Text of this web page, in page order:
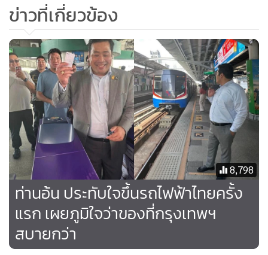
ทั้งนี้บริษัทฯ มีทีมตรวจสอบ ซ่อมบำรุงโครงสร้างตลอดแนวเส้น
ทาง และมีกำหนดการตรวจสอบซ่อมบำรุงทุกวัน เพื่อให้มั่นใจว่า
โครงสร้างเส้นทางรถไฟฟ้ามีความสมบูรณ์ และใช้งานได้อย่าง
ปลอดภัย
ข่าวที่เกี่ยวข้อง
8,798
ท่านอ้น ประทับใจขึ้นรถไฟฟ้าไทยครั้ง
แรก เผยภูมิใจว่าของที่กรุงเทพฯ
สบายกว่า